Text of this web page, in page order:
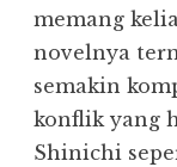
memang
novelnya
semakin
konflik yang
Shinichi